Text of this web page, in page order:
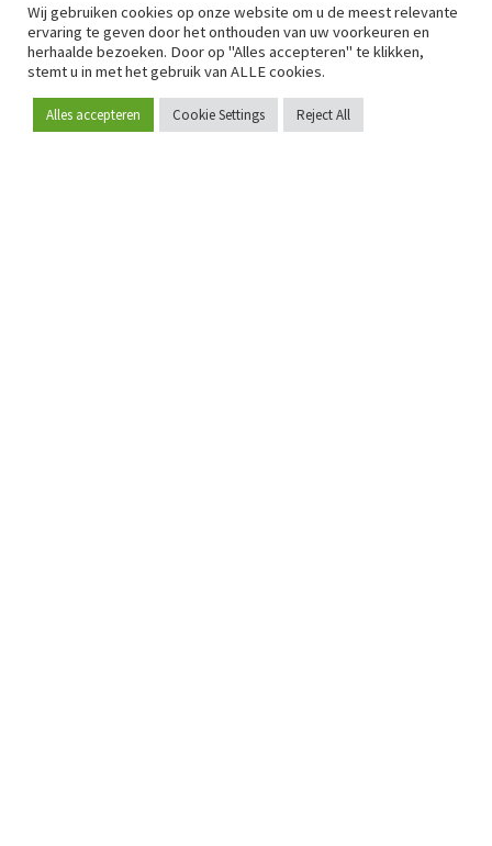
Word lid
Wij gebruiken cookies op onze website om u de meest relevante
ervaring te geven door het onthouden van uw voorkeuren en
herhaalde bezoeken. Door op "Alles accepteren" te klikken,
stemt u in met het gebruik van ALLE cookies.
Alles accepteren Cookie Settings Reject All